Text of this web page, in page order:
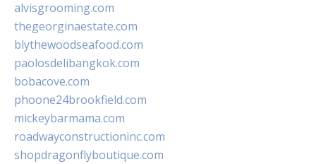
alvisgrooming.com
thegeorginaestate.com
blythewoodseafood.com
paolosdelibangkok.com
bobacove.com
phoone24brookfield.com
mickeybarmama.com
roadwayconstructioninc.com
shopdragonflyboutique.com